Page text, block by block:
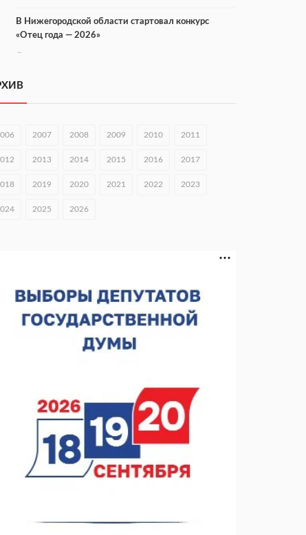
В Нижегородской области стартовал конкурс
«Отец года — 2026»
Городец подписал соглашения с Кара-Кулем и
вырос в 1,9 раза
В Нижнем Новгороде открыли фестиваль «Семья
06.08.2026 15:26
Видели ночь, бежали всю ночь... На
Нижневолжской набережной прошел необычный
06.08.2026 15:05
Нижегородские хирурги выполнили трансоральную
операцию на щитовидной железе
06.08.2026 15:03
2007 2008 2009 2010 2011
2013 2014 2015 2016 2017
2019 2020 2021 2022 2023
2025 2026